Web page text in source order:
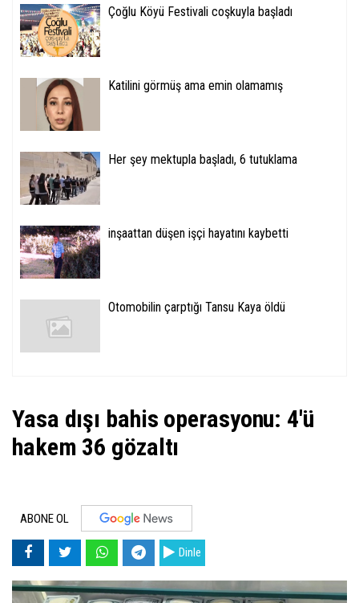
Çoğlu Köyü Festivali coşkuyla başladı
Katilini görmüş ama emin olamamış
Her şey mektupla başladı, 6 tutuklama
inşaattan düşen işçi hayatını kaybetti
Otomobilin çarptığı Tansu Kaya öldü
Yasa dışı bahis operasyonu: 4'ü
hakem 36 gözaltı
ABONE OL
Dinle